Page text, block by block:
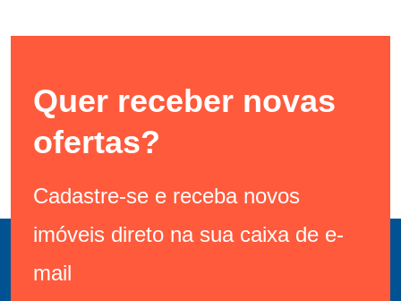
Quer receber novas
ofertas?
Cadastre-se e receba novos
imóveis direto na sua caixa de e-
mail